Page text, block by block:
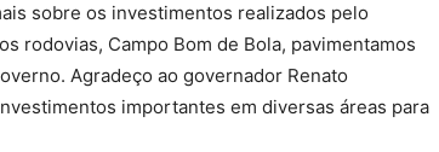
sobre os investimentos realizados pelo
rodovias, Campo Bom de Bola, pavimentamos
Agradeço ao governador Renato
importantes em diversas áreas para